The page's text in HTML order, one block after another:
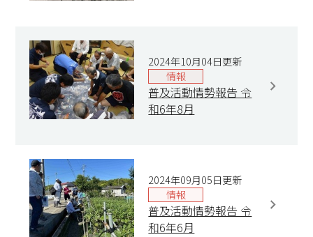
2024年10月04日更新
情報
普及活動情勢報告 令
和6年8月
2024年09月05日更新
情報
普及活動情勢報告 令
和6年6月